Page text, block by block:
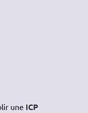
une ICP